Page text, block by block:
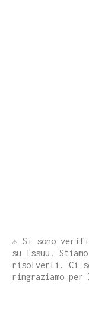
⚠️ Si sono
su Issuu.
risolverli. Ci
ringraziamo per